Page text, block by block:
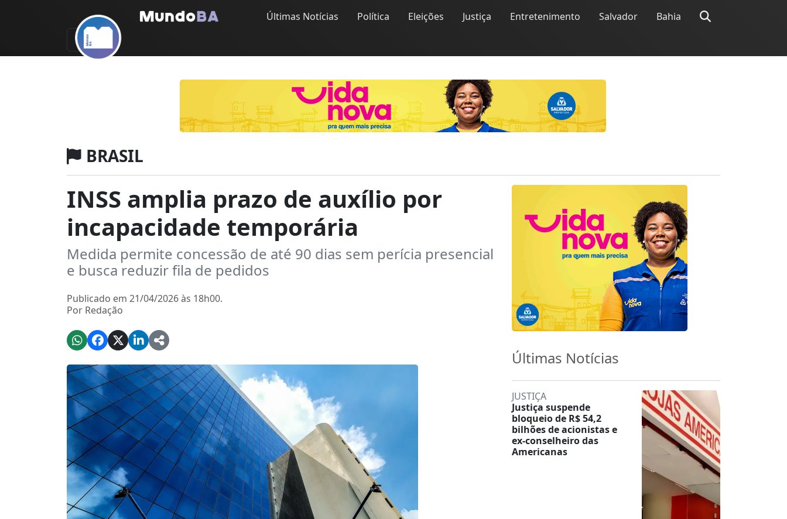
Últimas Notícias Política Eleições Justiça Entretenimento Salvador Bahia
BRASIL
INSS amplia prazo de auxílio por
incapacidade temporária
Medida permite concessão de até 90 dias sem perícia presencial
e busca reduzir fila de pedidos
Publicado em 21/04/2026 às 18h00.
Por Redação
Últimas Notícias
JUSTIÇA
Justiça suspende
bloqueio de R$ 54,2
bilhões de acionistas e
ex-conselheiro das
Americanas